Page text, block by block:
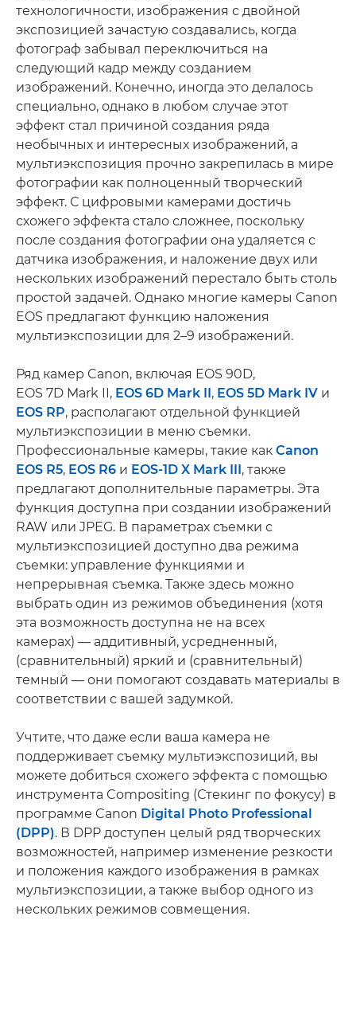
технологичности, изображения с двойной
экспозицией зачастую создавались, когда
фотограф забывал переключиться на
следующий кадр между созданием
изображений. Конечно, иногда это делалось
специально, однако в любом случае этот
эффект стал причиной создания ряда
необычных и интересных изображений, а
мультиэкспозиция прочно закрепилась в мире
фотографии как полноценный творческий
эффект. С цифровыми камерами достичь
схожего эффекта стало сложнее, поскольку
после создания фотографии она удаляется с
датчика изображения, и наложение двух или
нескольких изображений перестало быть столь
простой задачей. Однако многие камеры Canon
EOS предлагают функцию наложения
мультиэкспозиции для 2–9 изображений.
Ряд камер Canon, включая EOS 90D,
EOS 7D Mark II, EOS 6D Mark II, EOS 5D Mark IV и
EOS RP, располагают отдельной функцией
мультиэкспозиции в меню съемки.
Профессиональные камеры, такие как Canon
EOS R5, EOS R6 и EOS-1D X Mark III, также
предлагают дополнительные параметры. Эта
функция доступна при создании изображений
RAW или JPEG. В параметрах съемки с
мультиэкспозицией доступно два режима
съемки: управление функциями и
непрерывная съемка. Также здесь можно
выбрать один из режимов объединения (хотя
эта возможность доступна не на всех
камерах) — аддитивный, усредненный,
(сравнительный) яркий и (сравнительный)
темный — они помогают создавать материалы в
соответствии с вашей задумкой.
Учтите, что даже если ваша камера не
поддерживает съемку мультиэкспозиций, вы
можете добиться схожего эффекта с помощью
инструмента Compositing (Стекинг по фокусу) в
программе Canon Digital Photo Professional
(DPP). В DPP доступен целый ряд творческих
возможностей, например изменение резкости
и положения каждого изображения в рамках
мультиэкспозиции, а также выбор одного из
нескольких режимов совмещения.